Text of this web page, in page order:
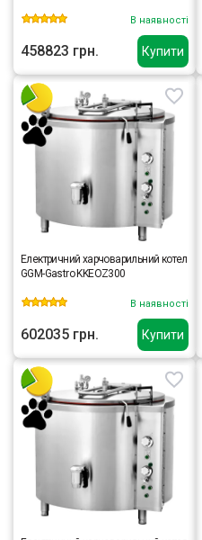
Купити
В наявності
458823 грн.
Купити
Електричний харчоварильний котел
GGM-Gastro KKEOZ300
В наявності
602035 грн.